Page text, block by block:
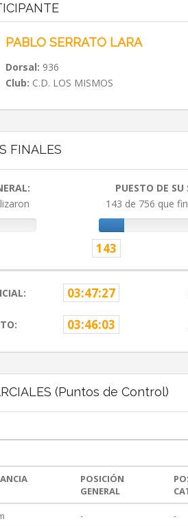
PABLO SERRATO LARA
Dorsal: 936
Club: C.D. LOS MISMOS
FINALES
PUESTO DE SU
143 de 756 que
143
03:47:27
03:46:03
(Puntos de Control)
POSICIÓN
GENERAL
- -